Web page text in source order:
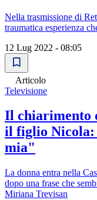
Nella trasmissione di
traumatica esperienza
12 Lug 2022 - 08:05
Articolo
Televisione
Il chiarimento
il figlio Nicola:
mia"
La donna entra nella
dopo una frase che
Miriana Trevisan